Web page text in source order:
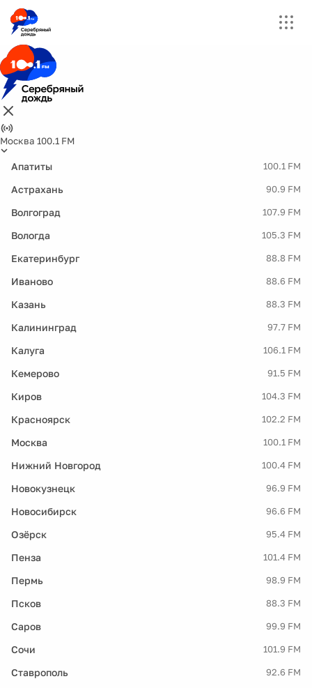
Москва 100.1 FM
Апатиты 100.1 FM
Астрахань 90.9 FM
Волгоград 107.9 FM
Вологда 105.3 FM
Екатеринбург 88.8 FM
Иваново 88.6 FM
Казань 88.3 FM
Калининград 97.7 FM
Калуга 106.1 FM
Кемерово 91.5 FM
Киров 104.3 FM
Красноярск 102.2 FM
Москва 100.1 FM
Нижний Новгород 100.4 FM
Новокузнецк 96.9 FM
Новосибирск 96.6 FM
Озёрск 95.4 FM
Пенза 101.4 FM
Пермь 98.9 FM
Псков 88.3 FM
Саров 99.9 FM
Сочи 101.9 FM
Ставрополь 92.6 FM